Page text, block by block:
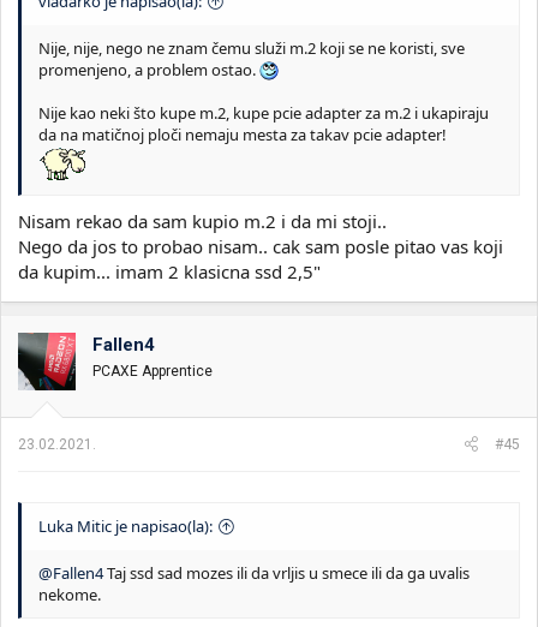
Nije, nije, nego ne znam čemu služi m.2 koji se ne koristi, sve
promenjeno, a problem ostao.
Nije kao neki što kupe m.2, kupe pcie adapter za m.2 i ukapiraju
da na matičnoj ploči nemaju mesta za takav pcie adapter!
Nisam rekao da sam kupio m.2 i da mi stoji..
Nego da jos to probao nisam.. cak sam posle pitao vas koji
da kupim... imam 2 klasicna ssd 2,5"
Fallen4
PCAXE Apprentice
23.02.2021. #45
Luka Mitic je napisao(la):
@Fallen4Taj ssd sad mozes ili da vrljis u smece ili da ga uvalis
nekome.